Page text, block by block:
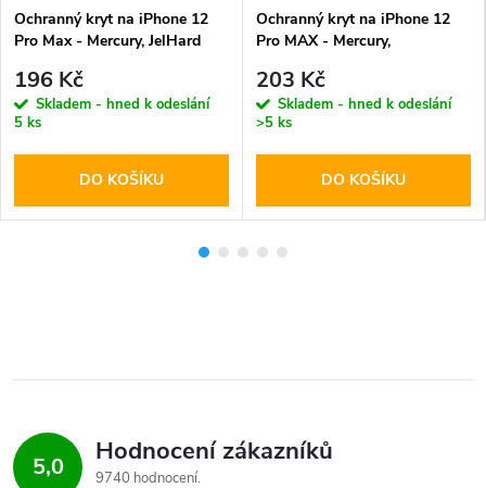
Ochranný kryt na iPhone 12
Pro Max - Mercury, JelHard
196 Kč
Skladem - hned k odeslání
5 ks
DO KOŠÍKU
Ochranný kryt na iPhone 12
Pro MAX - Mercury,
203 Kč
Skladem - hned k odeslání
>5 ks
DO KOŠÍKU
5,0 Hodnocení zákazníků
9740 hodnocení